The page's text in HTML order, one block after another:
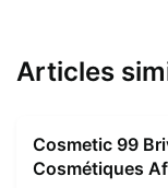
Articles
Cosmetic 99
Cosmétiques